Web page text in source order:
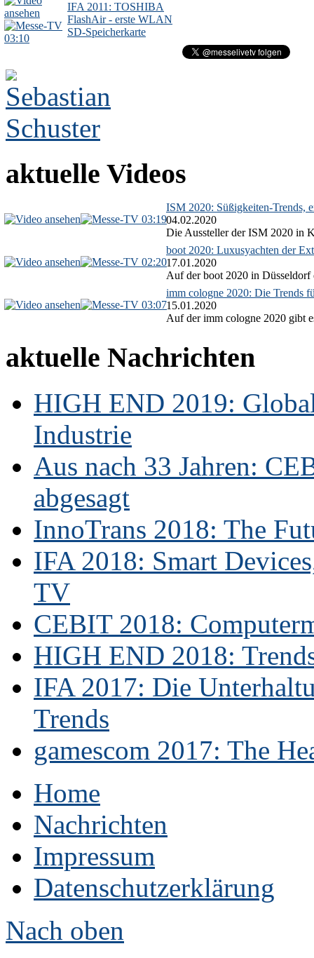
03:10
IFA 2011: TOSHIBA
FlashAir - erste WLAN
SD-Speicherkarte
aktuelle Videos
03:19
ISM 2020: Süßigkeiten-Trends,
04.02.2020
Die Aussteller der ISM 2020 in
02:20
boot 2020: Luxusyachten der
17.01.2020
Auf der boot 2020 in Düsseldorf
03:07
imm cologne 2020: Die Trends
15.01.2020
Auf der imm cologne 2020 gibt
aktuelle Nachrichten
HIGH END 2019:
Industrie
Aus nach 33 Jahren:
abgesagt
InnoTrans 2018: The
IFA 2018: Smart
TV
CEBIT 2018:
HIGH END 2018:
IFA 2017: Die
Trends
gamescom 2017: The
Home
Nachrichten
Impressum
Datenschutzerklärung
Nach oben